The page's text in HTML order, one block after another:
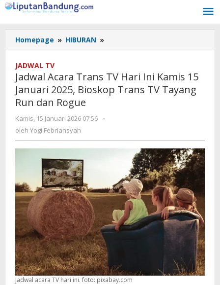
Lewati
konten
Homepage » HIBURAN »
Acara
Hari
Ini
Bioskop
Tayang
Run
dan
Rogue
JADWAL TV
Jadwal Acara Trans TV Hari Ini Kamis 15
Januari 2025, Bioskop Trans TV Tayang
Run dan Rogue
Kamis, 15 Januari 2026 07:56
oleh
-
oleh Yogi Febriansyah
Jadwal acara TV hari ini. foto: pixabay.com